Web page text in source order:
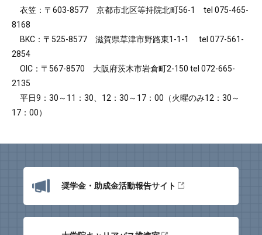
衣笠：〒603-8577 京都市北区等持院北町56-1 tel 075-465-
8168
BKC：〒525-8577 滋賀県草津市野路東1-1-1 tel 077-561-
2854
OIC：〒567-8570 大阪府茨木市岩倉町2-150 tel 072-665-
2135
平日9：30～11：30、12：30～17：00（火曜のみ12：30～
17：00）
奨学金・助成金活動報告サイト